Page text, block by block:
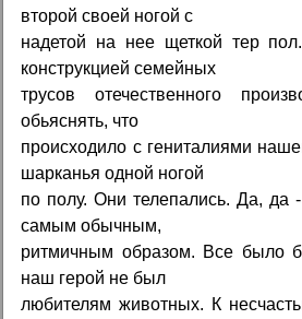
второй своей ногой с
надетой на нее щеткой тер
конструкцией семейных
трусов отечественного
обьяснять, что
происходило с гениталиями
шарканья одной ногой
по полу. Они телепались. Да, да
самым обычным,
ритмичным образом. Все было
наш герой не был
любителям животных. К